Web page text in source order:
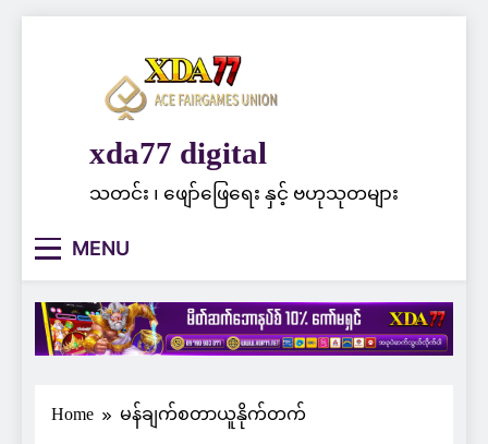
xda77 digital
သတင်း ၊ ဖျော်ဖြေရေး နှင့် ဗဟုသုတများ
MENU
Home မန်ချက်စတာယူနိုက်တက်